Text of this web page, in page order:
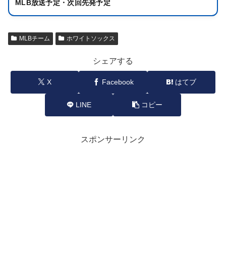
MLB放送予定・次回先発予定
MLBチーム ホワイトソックス
シェアする
X Facebook はてブ
LINE コピー
スポンサーリンク